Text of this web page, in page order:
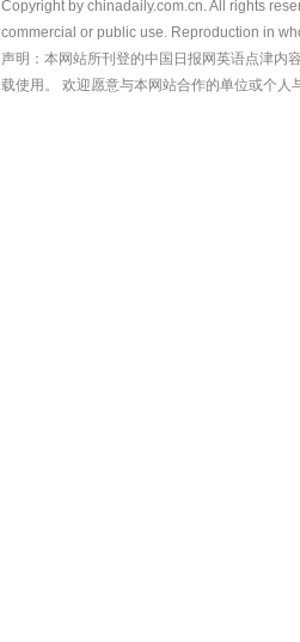
Copyright by chinadaily.com.cn. All rights
commercial or public use. Reproduction in
声明：本网站所刊登的中国日报网英语点津内
载使用。 欢迎愿意与本网站合作的单位或个人